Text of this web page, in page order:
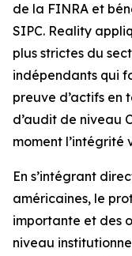
de la FINRA et
SIPC. Reality
plus strictes du
indépendants qui
preuve d’actifs en
d’audit de niveau
moment l’intégrité
En s’intégrant
américaines, le
importante et des
niveau